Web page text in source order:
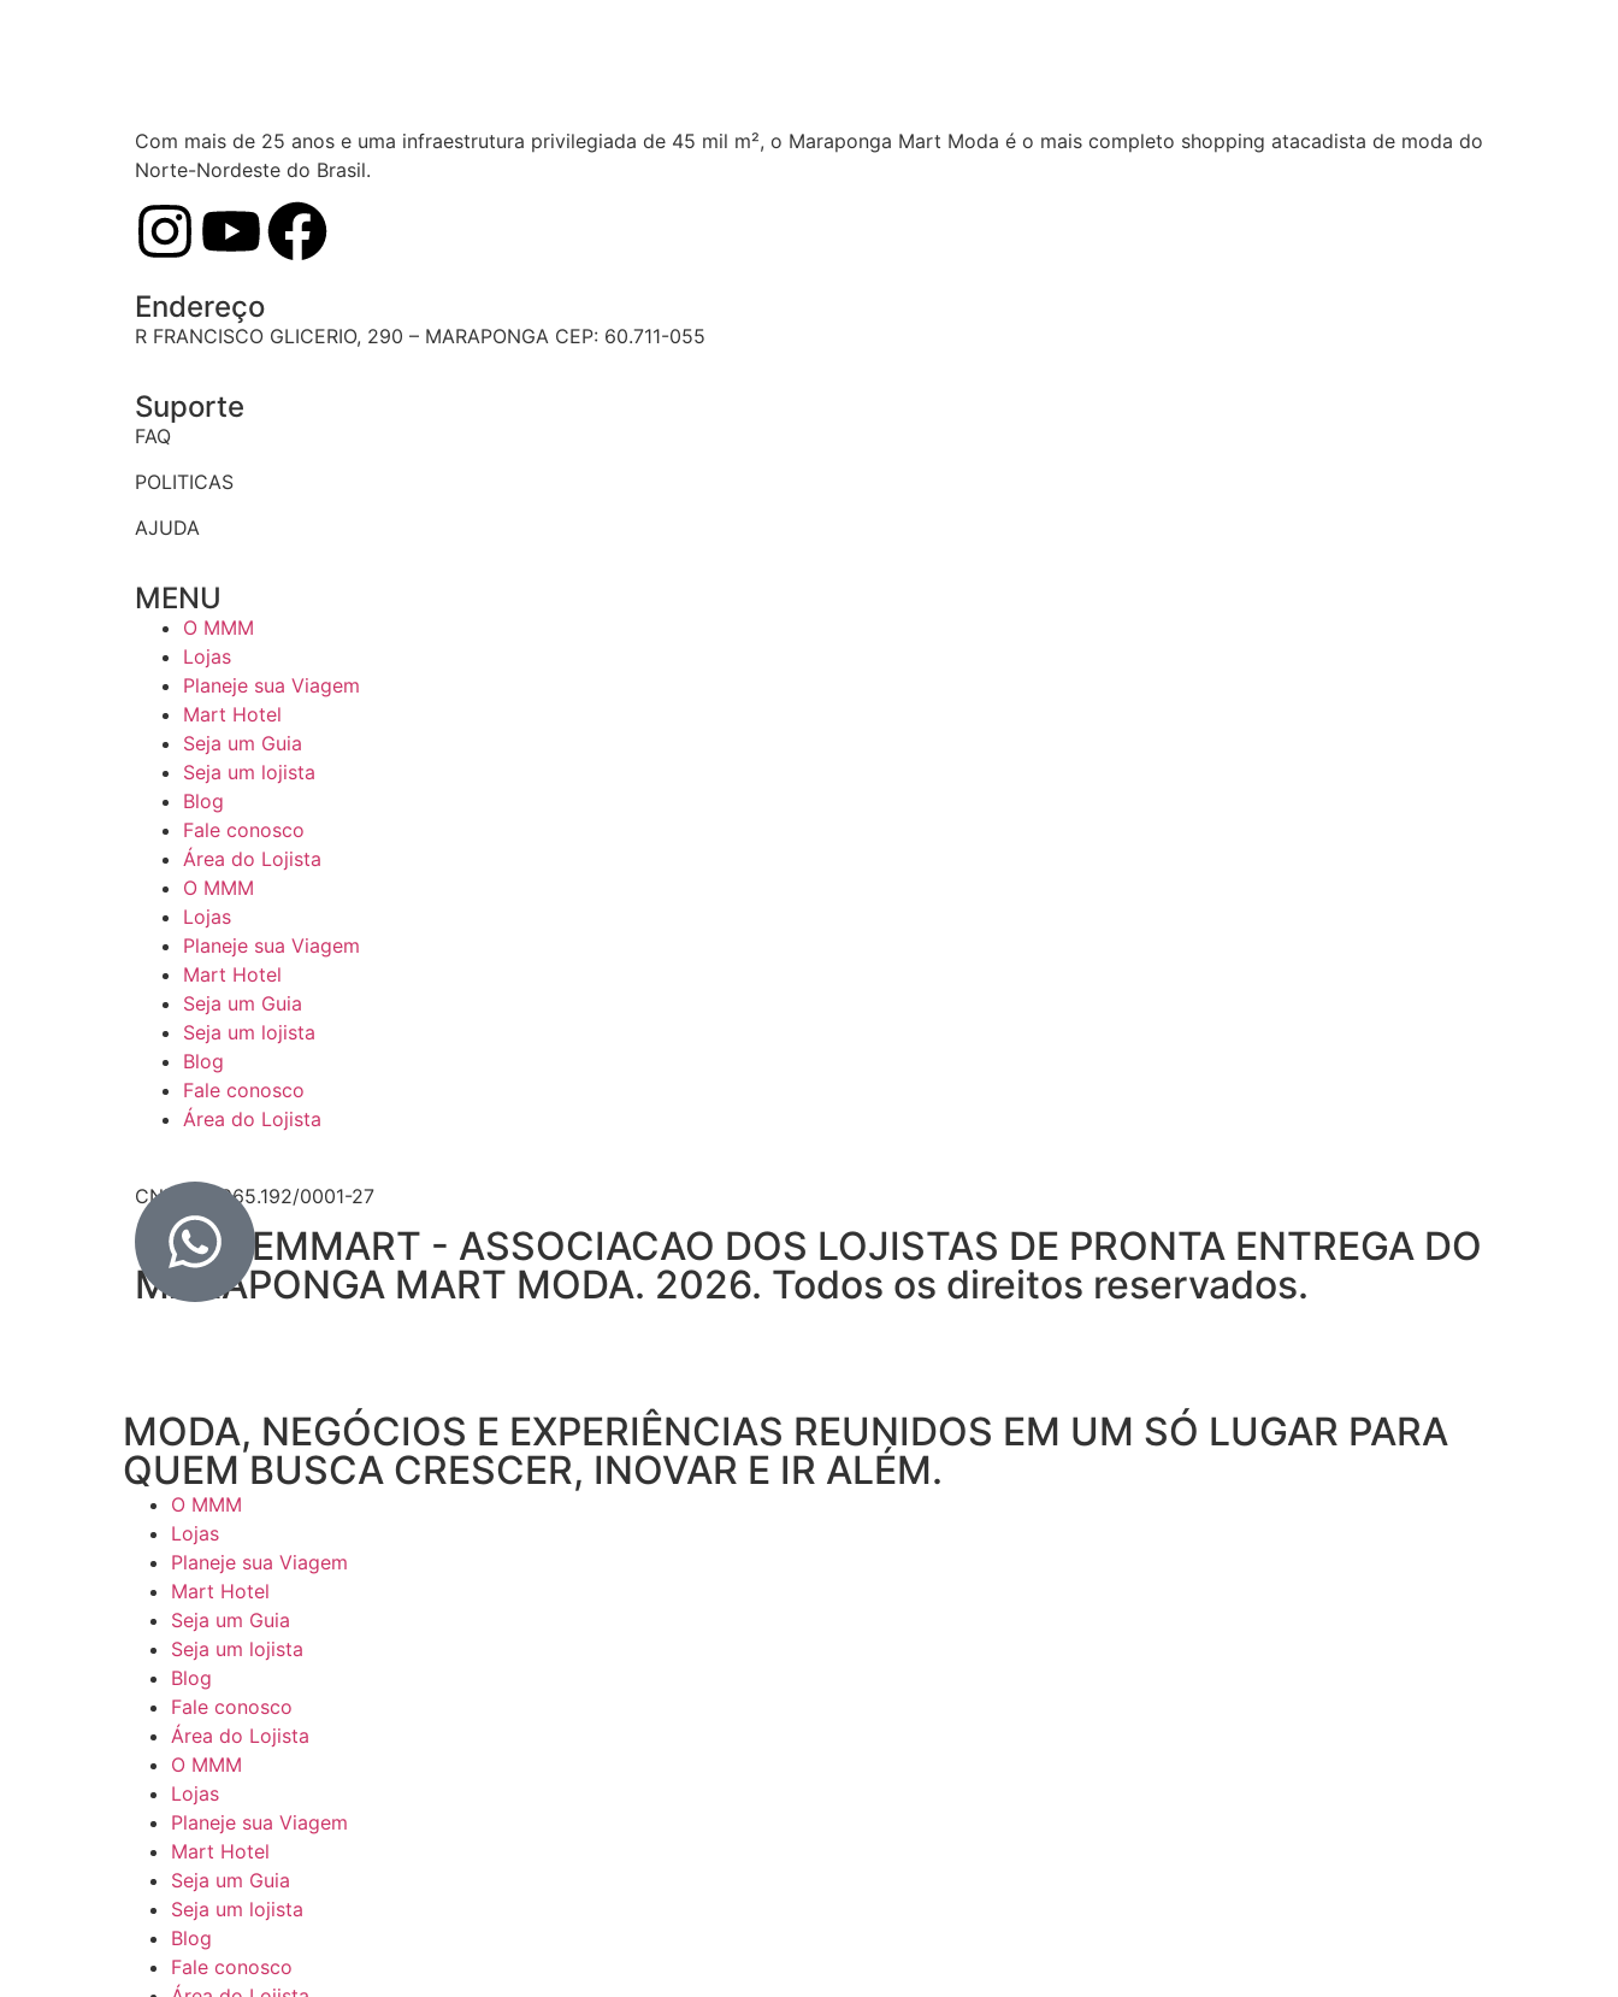
Com mais de 25 anos e uma infraestrutura privilegiada de 45 mil m², o Maraponga Mart Moda é o mais completo shopping atacadista de moda do
Norte-Nordeste do Brasil.
Endereço
R FRANCISCO GLICERIO, 290 – MARAPONGA CEP: 60.711-055
Suporte
FAQ
POLITICAS
AJUDA
MENU
O MMM
Lojas
Planeje sua Viagem
Mart Hotel
Seja um Guia
Seja um lojista
Blog
Fale conosco
Área do Lojista
O MMM
Lojas
Planeje sua Viagem
Mart Hotel
Seja um Guia
Seja um lojista
Blog
Fale conosco
Área do Lojista
CNPJ: 27.965.192/0001-27
© ALPEMMART - ASSOCIACAO DOS LOJISTAS DE PRONTA ENTREGA DO
MARAPONGA MART MODA. 2026. Todos os direitos reservados.
MODA, NEGÓCIOS E EXPERIÊNCIAS REUNIDOS EM UM SÓ LUGAR PARA
QUEM BUSCA CRESCER, INOVAR E IR ALÉM.
O MMM
Lojas
Planeje sua Viagem
Mart Hotel
Seja um Guia
Seja um lojista
Blog
Fale conosco
Área do Lojista
O MMM
Lojas
Planeje sua Viagem
Mart Hotel
Seja um Guia
Seja um lojista
Blog
Fale conosco